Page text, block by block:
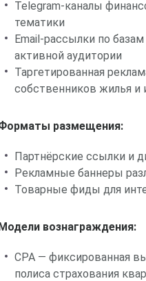
Telegram-каналы
тематики
Email-рассылки по
активной аудитории
Таргетированная
собственников жилья
размещения:
Партнёрские ссылки и
Рекламные баннеры
Товарные фиды для
вознаграждения:
CPA — фиксированная
полиса страхования